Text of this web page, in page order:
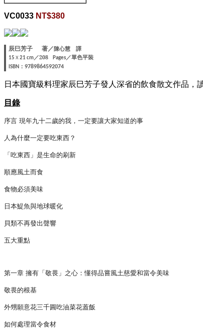
VC0033 NT$380
辰巳芳子 著／陳心慧 譯
15X21 cm／208Pages／單色平裝
ISBN ：9789864592074
日本國寶級料理家辰巳芳子發人深省的飲食散文作品，
目錄
序言 現年九十二歲的我，一定要讓大家知道的事
人為什麼一定要吃東西？
「吃東西」是生命的刷新
順應風土而食
食物必須美味
日本鯷魚與地球暖化
貝類不再發出聲響
五大重點
第一章 擁有「敬畏」之心：懂得品嘗風土慈愛和當令美味
敬畏的根基
外甥願意花三千圓吃油菜花蓋飯
如何處理當令食材